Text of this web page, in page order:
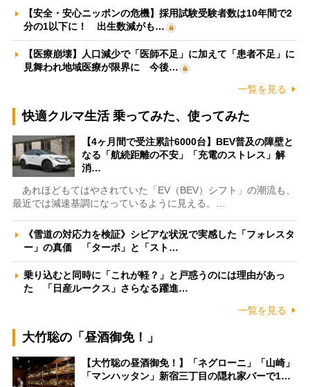
【安全・安心ニッポンの危機】採用試験受験者数は10年間で2
分の1以下に！ 出生数減がも…
【医療崩壊】人口減少で「医師不足」に加えて「患者不足」に
見舞われ地域医療が限界に 今後…
一覧を見る
快適クルマ生活 乗ってみた、使ってみた
【4ヶ月間で受注累計6000台】BEV普及の障壁と
なる「航続距離の不安」「充電のストレス」解
消…
あれほどもてはやされていた「EV（BEV）シフト」の潮流も、
最近では減速基調になっているように見える。…
《雪道の対応力を検証》シビアな状況で実感した「フォレスタ
ー」の真価 「ターボ」と「スト…
乗り込むと同時に「これが軽？」と戸惑うのには理由があっ
た 「日産ルークス」さらなる躍進…
一覧を見る
大竹聡の「昼酒御免！」
【大竹聡の昼酒御免！】「ネグローニ」「山崎」
「マンハッタン」新宿三丁目の隠れ家バーで1…